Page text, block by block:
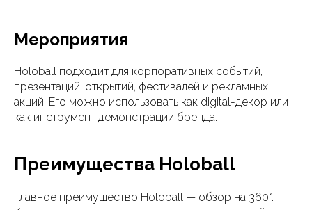
Мероприятия
Holoball подходит для корпоративных событий,
презентаций, открытий, фестивалей и рекламных
акций. Его можно использовать как digital-декор или
как инструмент демонстрации бренда.
Преимущества Holoball
Главное преимущество Holoball — обзор на 360°.